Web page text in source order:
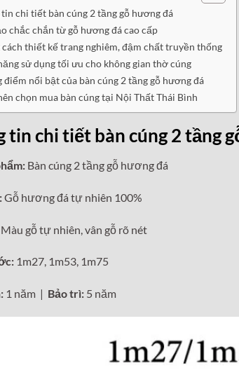
chi tiết bàn cúng 2 tầng gỗ hương đá
chắc chắn từ gỗ hương đá cao cấp
cách thiết kế trang nghiêm, đậm chất truyền thống
sử dụng tối ưu cho không gian thờ cúng
điểm nổi bật của bàn cúng 2 tầng gỗ hương đá
chọn mua bàn cúng tại Nội Thất Thái Bình
tin chi tiết bàn cúng 2 tầng
Bàn cúng 2 tầng gỗ hương đá
Gỗ hương đá tự nhiên 100%
Màu gỗ tự nhiên, vân gỗ rõ nét
1m27, 1m53, 1m75
1 năm | Bảo trì: 5 năm